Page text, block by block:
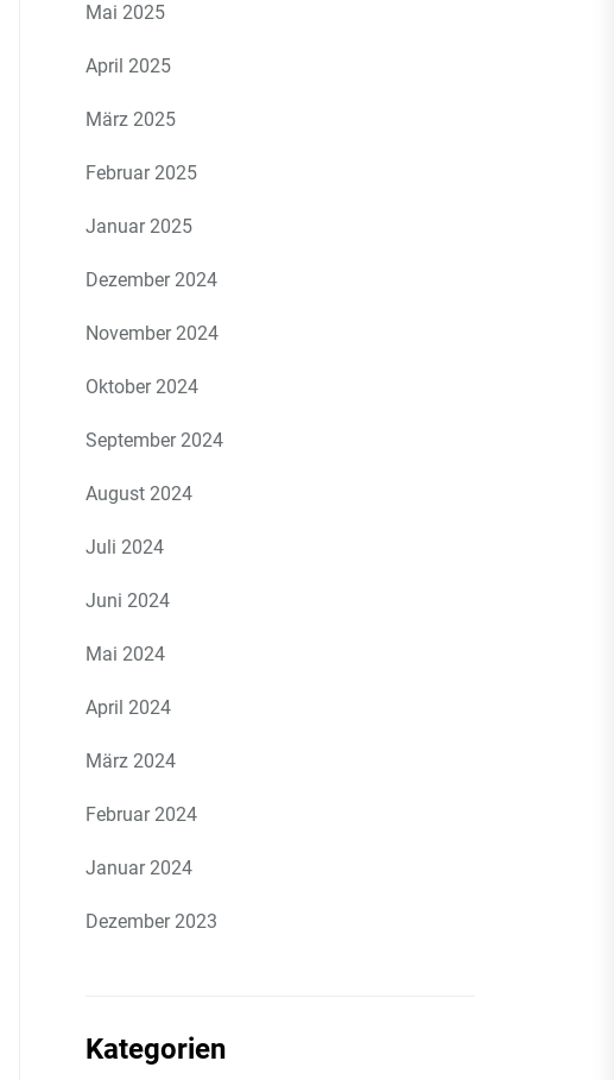
Mai 2025
April 2025
März 2025
Februar 2025
Januar 2025
Dezember 2024
November 2024
Oktober 2024
September 2024
August 2024
Juli 2024
Juni 2024
Mai 2024
April 2024
März 2024
Februar 2024
Januar 2024
Dezember 2023
Kategorien